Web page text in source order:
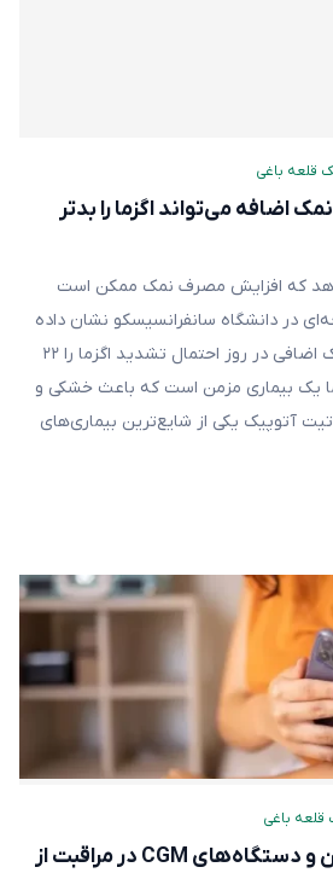
قلعه‌ باغی
اضافه می‌تواند اگزما را بدتر
که افزایش مصرف نمک ممکن است
در دانشگاه سانفرانسیسکو نشان داده
که خوردن تنها یک گرم نمک اضافی در روز احتمال تشدید اگزما را ۲۲
یک بیماری مزمن است که باعث خشکی و
آتوپیک یکی از شایع‌ترین بیماری‌های
قلعه‌ باغی
استفاده از تله‌مدیسین و دستگاه‌های CGM در مراقبت از